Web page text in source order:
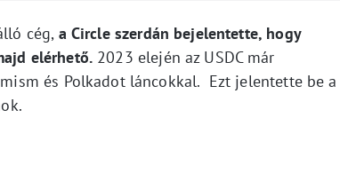
cég, a Circle szerdán bejelentette, hogy
elérhető. 2023 elején az USDC már
és Polkadot láncokkal. Ezt jelentette be a